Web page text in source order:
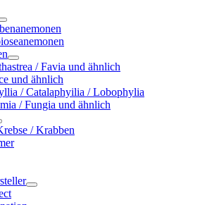
/ Favia und ähnlich
und ähnlich
/ Catalaphyilia / Lobophylia
/ Fungia und ähnlich
/ Krabben